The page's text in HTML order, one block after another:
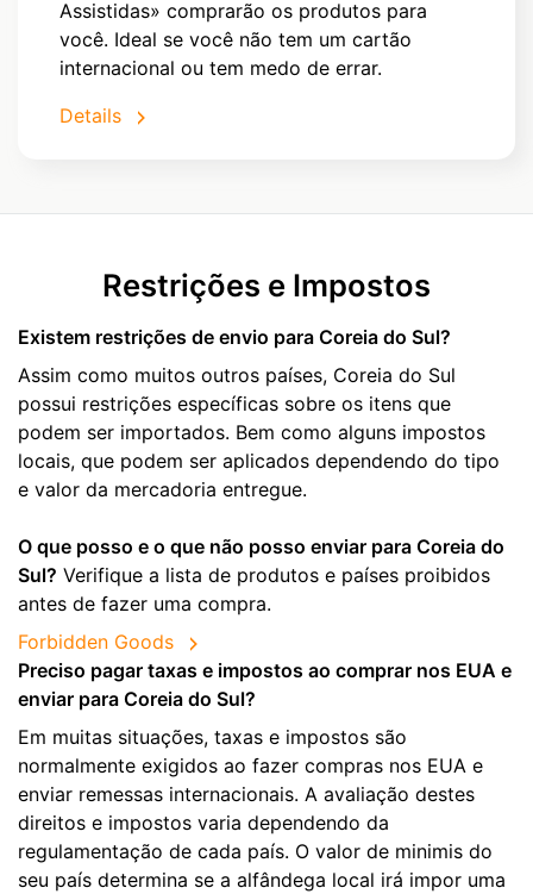
Assistidas» comprarão os produtos para
você. Ideal se você não tem um cartão
internacional ou tem medo de errar.
Details
Restrições e Impostos
Existem restrições de envio para Coreia do Sul?
Assim como muitos outros países, Coreia do Sul
possui restrições específicas sobre os itens que
podem ser importados. Bem como alguns impostos
locais, que podem ser aplicados dependendo do tipo
e valor da mercadoria entregue.
O que posso e o que não posso enviar para Coreia do
Sul? Verifique a lista de produtos e países proibidos
antes de fazer uma compra.
Forbidden Goods
Preciso pagar taxas e impostos ao comprar nos EUA e
enviar para Coreia do Sul?
Em muitas situações, taxas e impostos são
normalmente exigidos ao fazer compras nos EUA e
enviar remessas internacionais. A avaliação destes
direitos e impostos varia dependendo da
regulamentação de cada país. O valor de minimis do
seu país determina se a alfândega local irá impor uma